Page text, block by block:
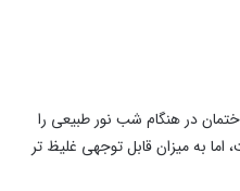
در هنگام شب نور طبیعی را
به میزان قابل توجهی غلیظ تر